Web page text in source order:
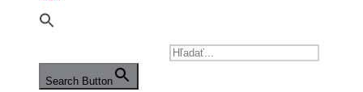
Search Button